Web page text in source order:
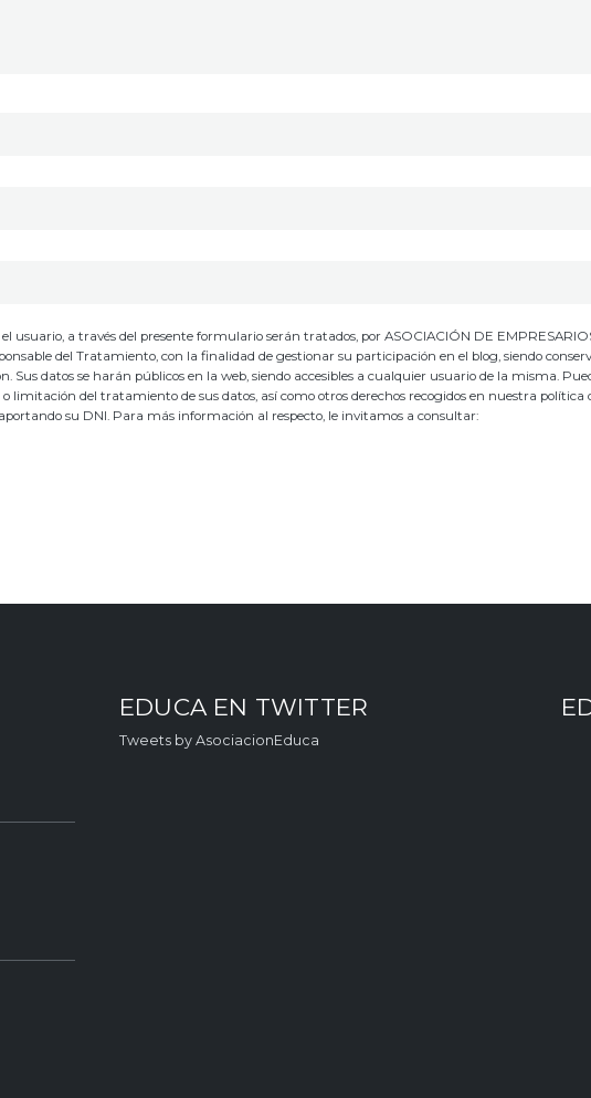
usuario, a través del presente formulario serán tratados, por ASOCIACIÓN DE
del Tratamiento, con la finalidad de gestionar su participación en el blog, siendo
Sus datos se harán públicos en la web, siendo accesibles a cualquier usuario de la misma.
o limitación del tratamiento de sus datos, así como otros derechos recogidos en nuestra política
aportando su DNI. Para más información al respecto, le invitamos a consultar:
EDUCA EN TWITTER
Tweets by AsociacionEduca